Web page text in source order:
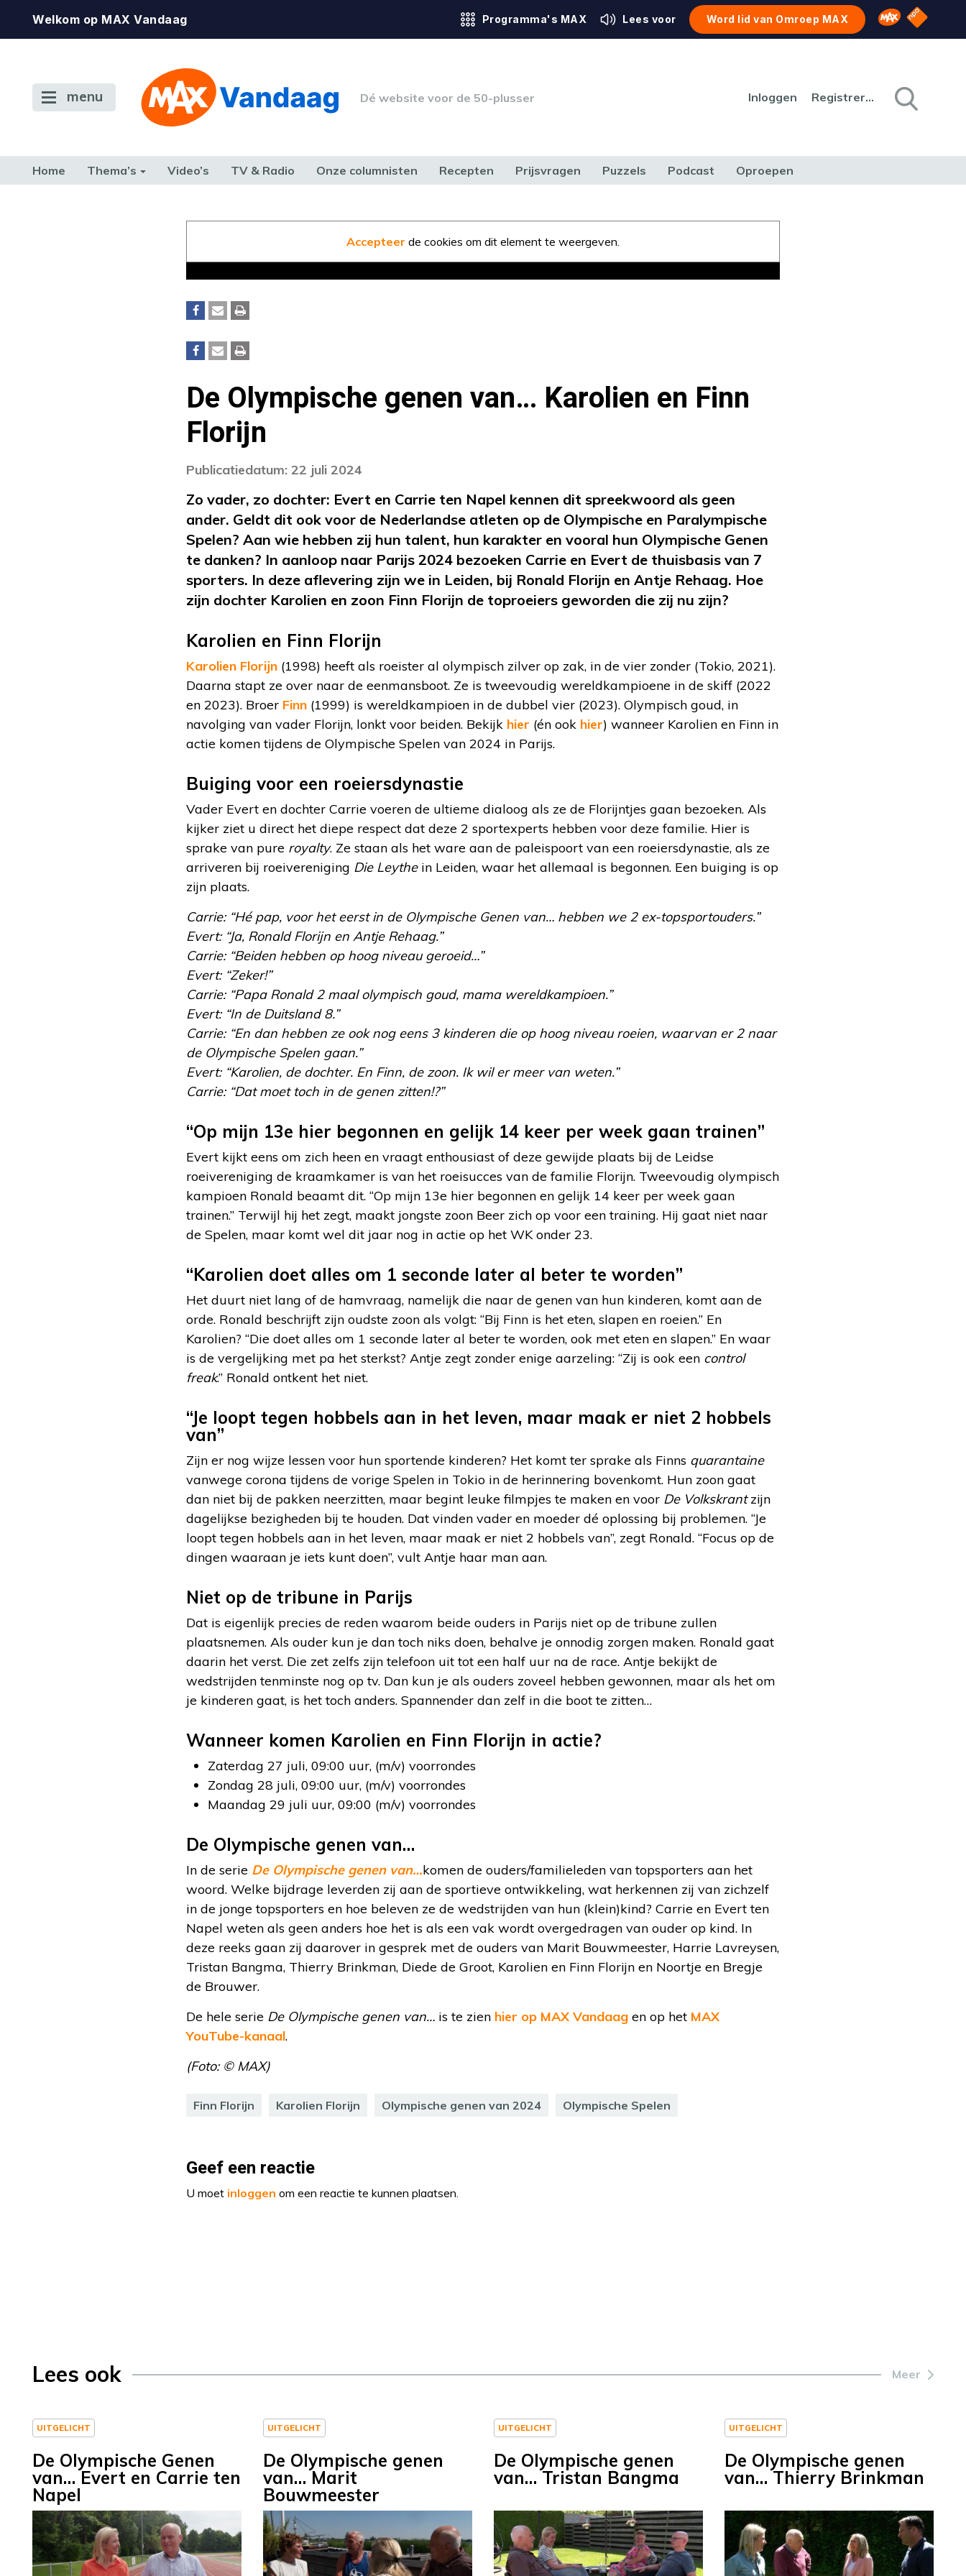
Welkom op MAX Vandaag Programma's MAX Lees voor Word lid van Omroep MAX Omroep MAX
NPO
menu Dé website voor de 50-plusser Inloggen Registreren
Home Thema’s Video’s TV & Radio Onze columnisten Recepten Prijsvragen Puzzels Podcast Oproepen
Accepteer de cookies om dit element te weergeven.
De Olympische genen van… Karolien en Finn
Florijn
Publicatiedatum: 22 juli 2024
Zo vader, zo dochter: Evert en Carrie ten Napel kennen dit spreekwoord als geen
ander. Geldt dit ook voor de Nederlandse atleten op de Olympische en Paralympische
Spelen? Aan wie hebben zij hun talent, hun karakter en vooral hun Olympische Genen
te danken? In aanloop naar Parijs 2024 bezoeken Carrie en Evert de thuisbasis van 7
sporters. In deze aflevering zijn we in Leiden, bij Ronald Florijn en Antje Rehaag. Hoe
zijn dochter Karolien en zoon Finn Florijn de toproeiers geworden die zij nu zijn?
Karolien en Finn Florijn
Karolien Florijn (1998) heeft als roeister al olympisch zilver op zak, in de vier zonder (Tokio, 2021).
Daarna stapt ze over naar de eenmansboot. Ze is tweevoudig wereldkampioene in de skiff (2022
en 2023). Broer Finn (1999) is wereldkampioen in de dubbel vier (2023). Olympisch goud, in
navolging van vader Florijn, lonkt voor beiden. Bekijk hier (én ook hier) wanneer Karolien en Finn in
actie komen tijdens de Olympische Spelen van 2024 in Parijs.
Buiging voor een roeiersdynastie
Vader Evert en dochter Carrie voeren de ultieme dialoog als ze de Florijntjes gaan bezoeken. Als
kijker ziet u direct het diepe respect dat deze 2 sportexperts hebben voor deze familie. Hier is
sprake van pure royalty. Ze staan als het ware aan de paleispoort van een roeiersdynastie, als ze
arriveren bij roeivereniging Die Leythein Leiden, waar het allemaal is begonnen. Een buiging is op
zijn plaats.
Carrie: “Hé pap, voor het eerst in de Olympische Genen van… hebben we 2 ex-topsportouders.”
Evert: “Ja, Ronald Florijn en Antje Rehaag.”
Carrie: “Beiden hebben op hoog niveau geroeid…”
Evert: “Zeker!”
Carrie: “Papa Ronald 2 maal olympisch goud, mama wereldkampioen.”
Evert: “In de Duitsland 8.”
Carrie: “En dan hebben ze ook nog eens 3 kinderen die op hoog niveau roeien, waarvan er 2 naar
de Olympische Spelen gaan.”
Evert: “Karolien, de dochter. En Finn, de zoon. Ik wil er meer van weten.”
Carrie: “Dat moet toch in de genen zitten!?”
“Op mijn 13e hier begonnen en gelijk 14 keer per week gaan trainen”
Evert kijkt eens om zich heen en vraagt enthousiast of deze gewijde plaats bij de Leidse
roeivereniging de kraamkamer is van het roeisucces van de familie Florijn. Tweevoudig olympisch
kampioen Ronald beaamt dit. “Op mijn 13e hier begonnen en gelijk 14 keer per week gaan
trainen.” Terwijl hij het zegt, maakt jongste zoon Beer zich op voor een training. Hij gaat niet naar
de Spelen, maar komt wel dit jaar nog in actie op het WK onder 23.
“Karolien doet alles om 1 seconde later al beter te worden”
Het duurt niet lang of de hamvraag, namelijk die naar de genen van hun kinderen, komt aan de
orde. Ronald beschrijft zijn oudste zoon als volgt: “Bij Finn is het eten, slapen en roeien.” En
Karolien? “Die doet alles om 1 seconde later al beter te worden, ook met eten en slapen.” En waar
is de vergelijking met pa het sterkst? Antje zegt zonder enige aarzeling: “Zij is ook een control
freak.” Ronald ontkent het niet.
“Je loopt tegen hobbels aan in het leven, maar maak er niet 2 hobbels
van”
Zijn er nog wijze lessen voor hun sportende kinderen? Het komt ter sprake als Finns quarantaine
vanwege corona tijdens de vorige Spelen in Tokio in de herinnering bovenkomt. Hun zoon gaat
dan niet bij de pakken neerzitten, maar begint leuke filmpjes te maken en voor De Volkskrantzijn
dagelijkse bezigheden bij te houden. Dat vinden vader en moeder dé oplossing bij problemen. “Je
loopt tegen hobbels aan in het leven, maar maak er niet 2 hobbels van”, zegt Ronald. “Focus op de
dingen waaraan je iets kunt doen”, vult Antje haar man aan.
Niet op de tribune in Parijs
Dat is eigenlijk precies de reden waarom beide ouders in Parijs niet op de tribune zullen
plaatsnemen. Als ouder kun je dan toch niks doen, behalve je onnodig zorgen maken. Ronald gaat
daarin het verst. Die zet zelfs zijn telefoon uit tot een half uur na de race. Antje bekijkt de
wedstrijden tenminste nog op tv. Dan kun je als ouders zoveel hebben gewonnen, maar als het om
je kinderen gaat, is het toch anders. Spannender dan zelf in die boot te zitten…
Wanneer komen Karolien en Finn Florijn in actie?
Zaterdag 27 juli, 09:00 uur, (m/v) voorrondes
Zondag 28 juli, 09:00 uur, (m/v) voorrondes
Maandag 29 juli uur, 09:00 (m/v) voorrondes
De Olympische genen van…
In de serie De Olympische genen van…komen de ouders/familieleden van topsporters aan het
woord. Welke bijdrage leverden zij aan de sportieve ontwikkeling, wat herkennen zij van zichzelf
in de jonge topsporters en hoe beleven ze de wedstrijden van hun (klein)kind? Carrie en Evert ten
Napel weten als geen anders hoe het is als een vak wordt overgedragen van ouder op kind. In
deze reeks gaan zij daarover in gesprek met de ouders van Marit Bouwmeester, Harrie Lavreysen,
Tristan Bangma, Thierry Brinkman, Diede de Groot, Karolien en Finn Florijn en Noortje en Bregje
de Brouwer.
De hele serie De Olympische genen van… is te zien hier op MAX Vandaag en op het MAX
YouTube-kanaal.
(Foto: © MAX)
Finn Florijn Karolien Florijn Olympische genen van 2024 Olympische Spelen
Geef een reactie
U moet inloggen om een reactie te kunnen plaatsen.
Lees ook Meer
UITGELICHT
De Olympische Genen
van… Evert en Carrie ten
Napel
UITGELICHT
De Olympische genen
van… Marit
Bouwmeester
UITGELICHT
De Olympische genen
van… Tristan Bangma
UITGELICHT
De Olympische genen
van… Thierry Brinkman